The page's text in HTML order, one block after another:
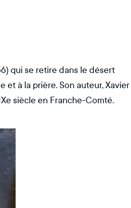
qui se retire dans le désert
et à la prière. Son auteur, Xavier
siècle en Franche-Comté.